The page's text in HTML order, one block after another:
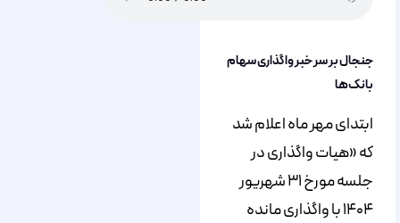
جنجال بر سر خبر واگذاری سهام
بانک‌ها
ابتدای مهر ماه اعلام شد
که «هیات واگذاری در
جلسه مورخ ۳۱ شهریور
۱۴۰۴ با واگذاری مانده